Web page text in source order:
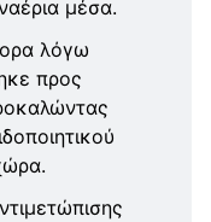
μέσα.
λόγω
προς